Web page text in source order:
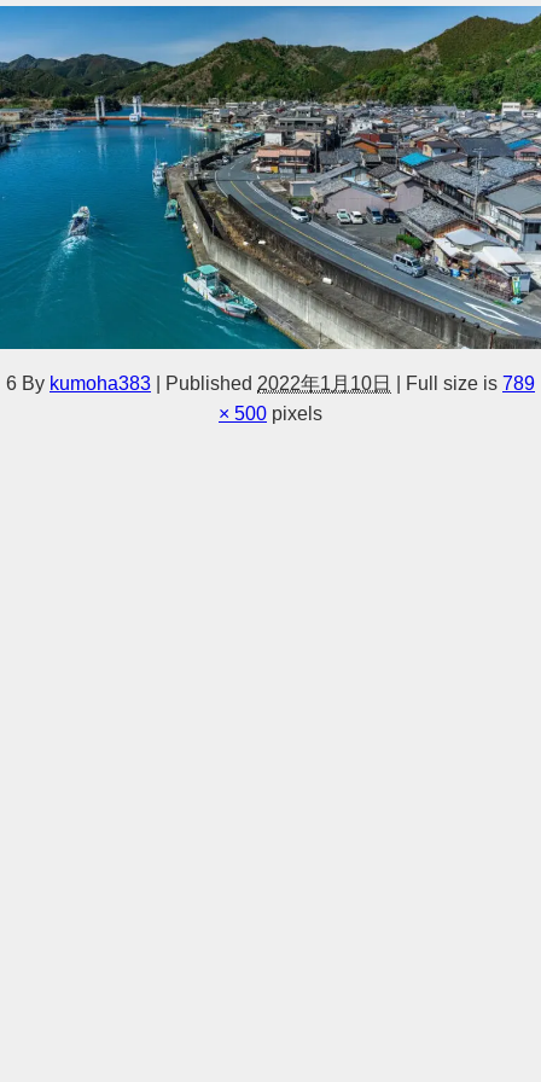
6 By kumoha383 Published 2022年1月10日 Full size is 789
× 500 pixels